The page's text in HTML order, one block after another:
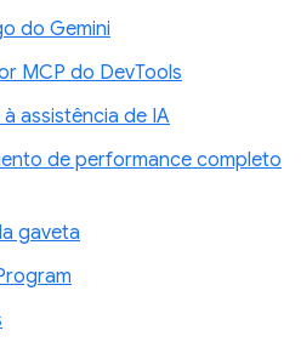
do Gemini
MCP do DevTools
assistência de IA
de performance completo
gaveta